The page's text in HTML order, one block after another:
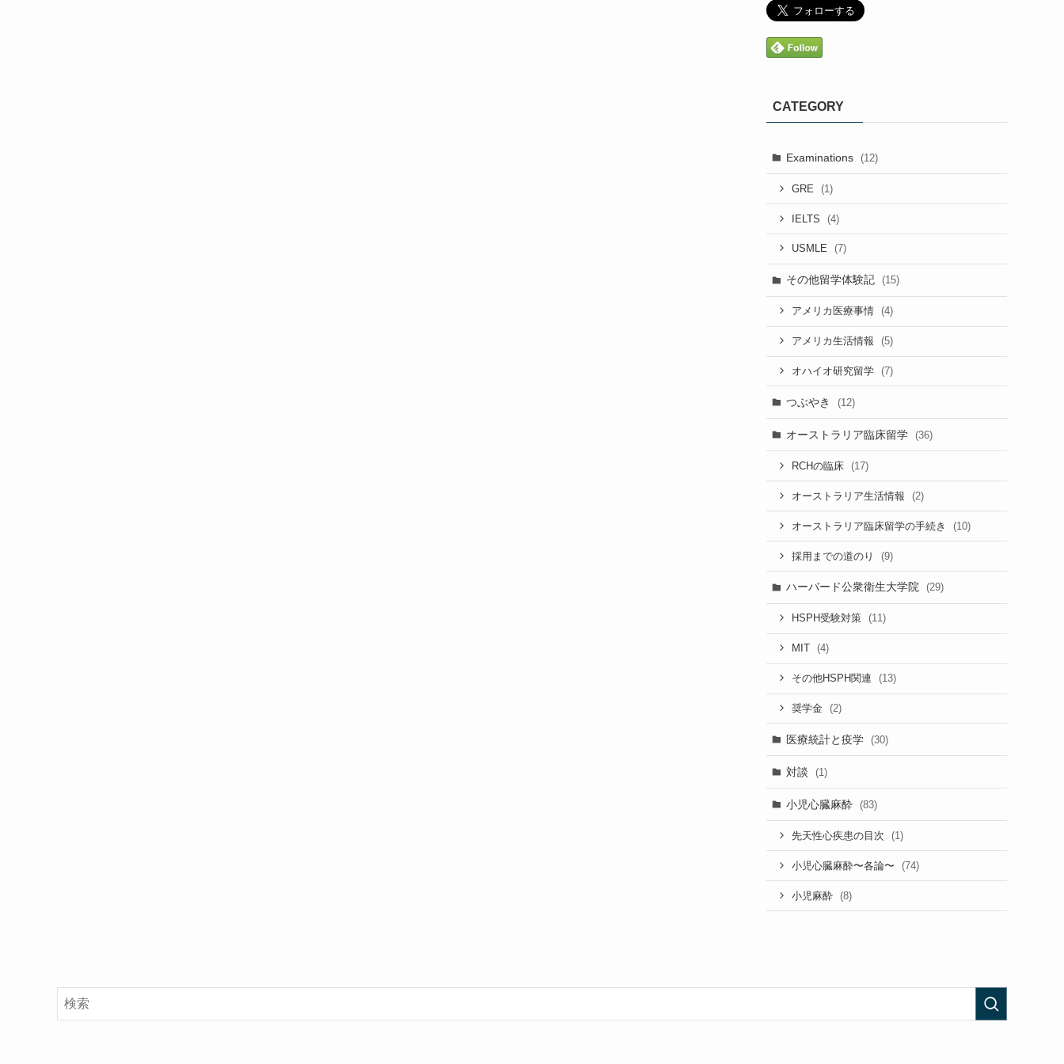
CATEGORY
Examinations (12)
GRE (1)
IELTS (4)
USMLE (7)
その他留学体験記 (15)
アメリカ医療事情 (4)
アメリカ生活情報 (5)
オハイオ研究留学 (7)
つぶやき (12)
オーストラリア臨床留学 (36)
RCHの臨床 (17)
オーストラリア生活情報 (2)
オーストラリア臨床留学の手続き (10)
採用までの道のり (9)
ハーバード公衆衛生大学院 (29)
HSPH受験対策 (11)
MIT (4)
その他HSPH関連 (13)
奨学金 (2)
医療統計と疫学 (30)
対談 (1)
小児心臓麻酔 (83)
先天性心疾患の目次 (1)
小児心臓麻酔〜各論〜 (74)
小児麻酔 (8)